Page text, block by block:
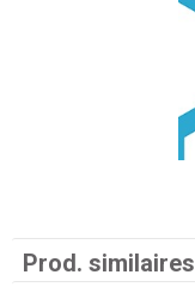
Prod. similaires